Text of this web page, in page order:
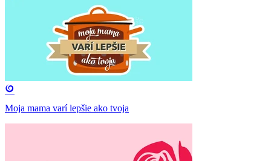
Moja mama varí lepšie ako tvoja